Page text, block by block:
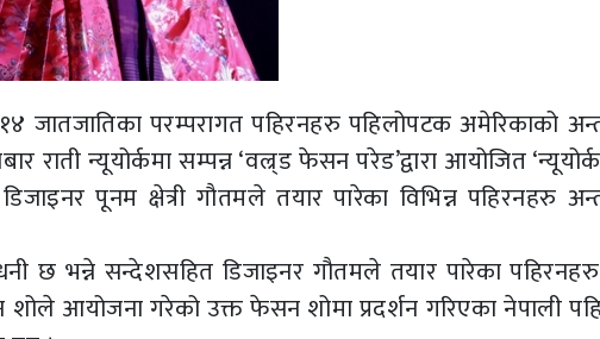
जातजातिका परम्परागत पहिरनहरु पहिलोपटक अमेरिकाको
राती न्यूयोर्कमा सम्पन्न ‘वल्र्ड फेसन परेड’द्वारा आयोजित
पूनम क्षेत्री गौतमले तयार पारेका विभिन्न पहिरनहरु
छ भन्ने सन्देशसहित डिजाइनर गौतमले तयार पारेका
शोले आयोजना गरेको उक्त फेसन शोमा प्रदर्शन गरिएका नेपाली